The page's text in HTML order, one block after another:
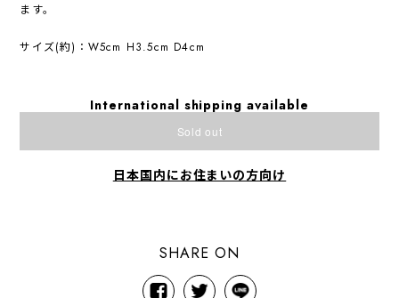
ます。
サイズ(約)：W5cm H3.5cm D4cm
International shipping available
Sold out
日本国内にお住まいの方向け
SHARE ON